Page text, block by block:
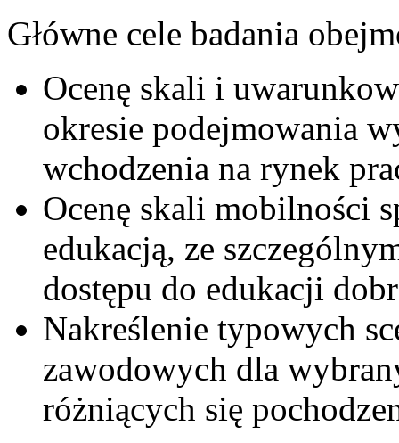
Główne cele badania
Ocenę skali i
okresie podejmowania
wchodzenia na rynek
Ocenę skali mobilności
edukacją, ze
dostępu do edukacji
Nakreślenie typowych
zawodowych dla
różniących się